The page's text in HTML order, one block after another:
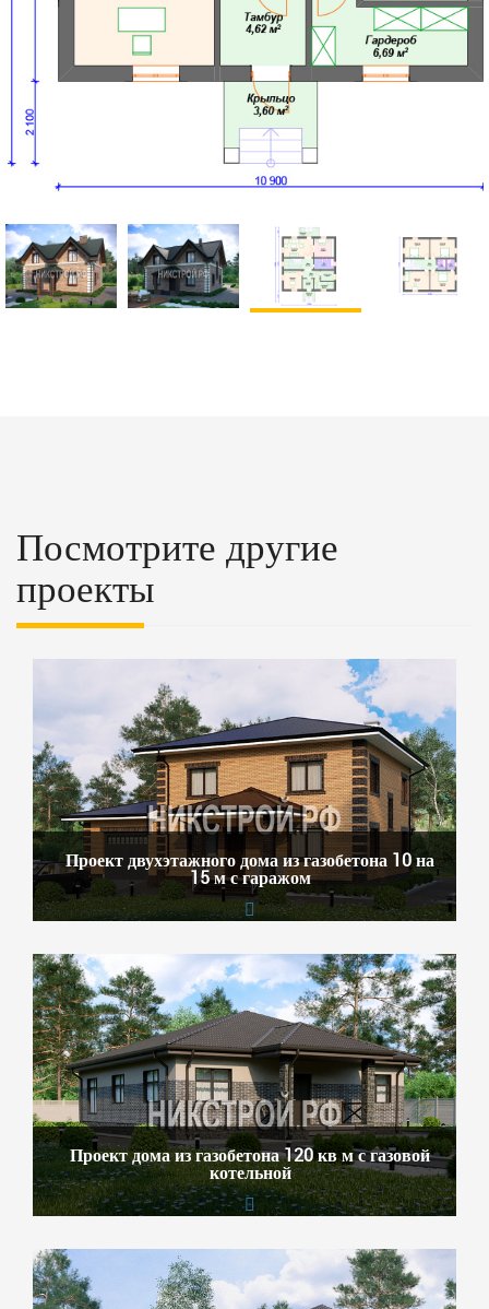
Посмотрите другие
проекты
Проект двухэтажного дома из газобетона 10 на
15 м с гаражом
Проект дома из газобетона 120 кв м с газовой
котельной